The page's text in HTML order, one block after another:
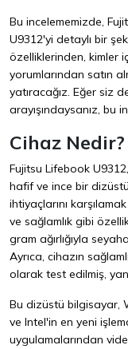
Bu incelememizde,
U9312'yi detaylı bir
özelliklerinden, kimler
yorumlarından satın
yatıracağız. Eğer siz
arayışındaysanız, bu
Cihaz
Fujitsu Lifebook
hafif ve ince bir
ihtiyaçlarını
ve sağlamlık gibi
gram ağırlığıyla
Ayrıca, cihazın
olarak test edilmiş,
Bu dizüstü bilgisayar,
ve Intel'in en yeni
uygulamalarından